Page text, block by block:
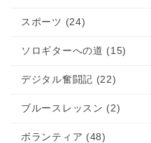
スポーツ (24)
ソロギターへの道 (15)
デジタル奮闘記 (22)
ブルースレッスン (2)
ボランティア (48)